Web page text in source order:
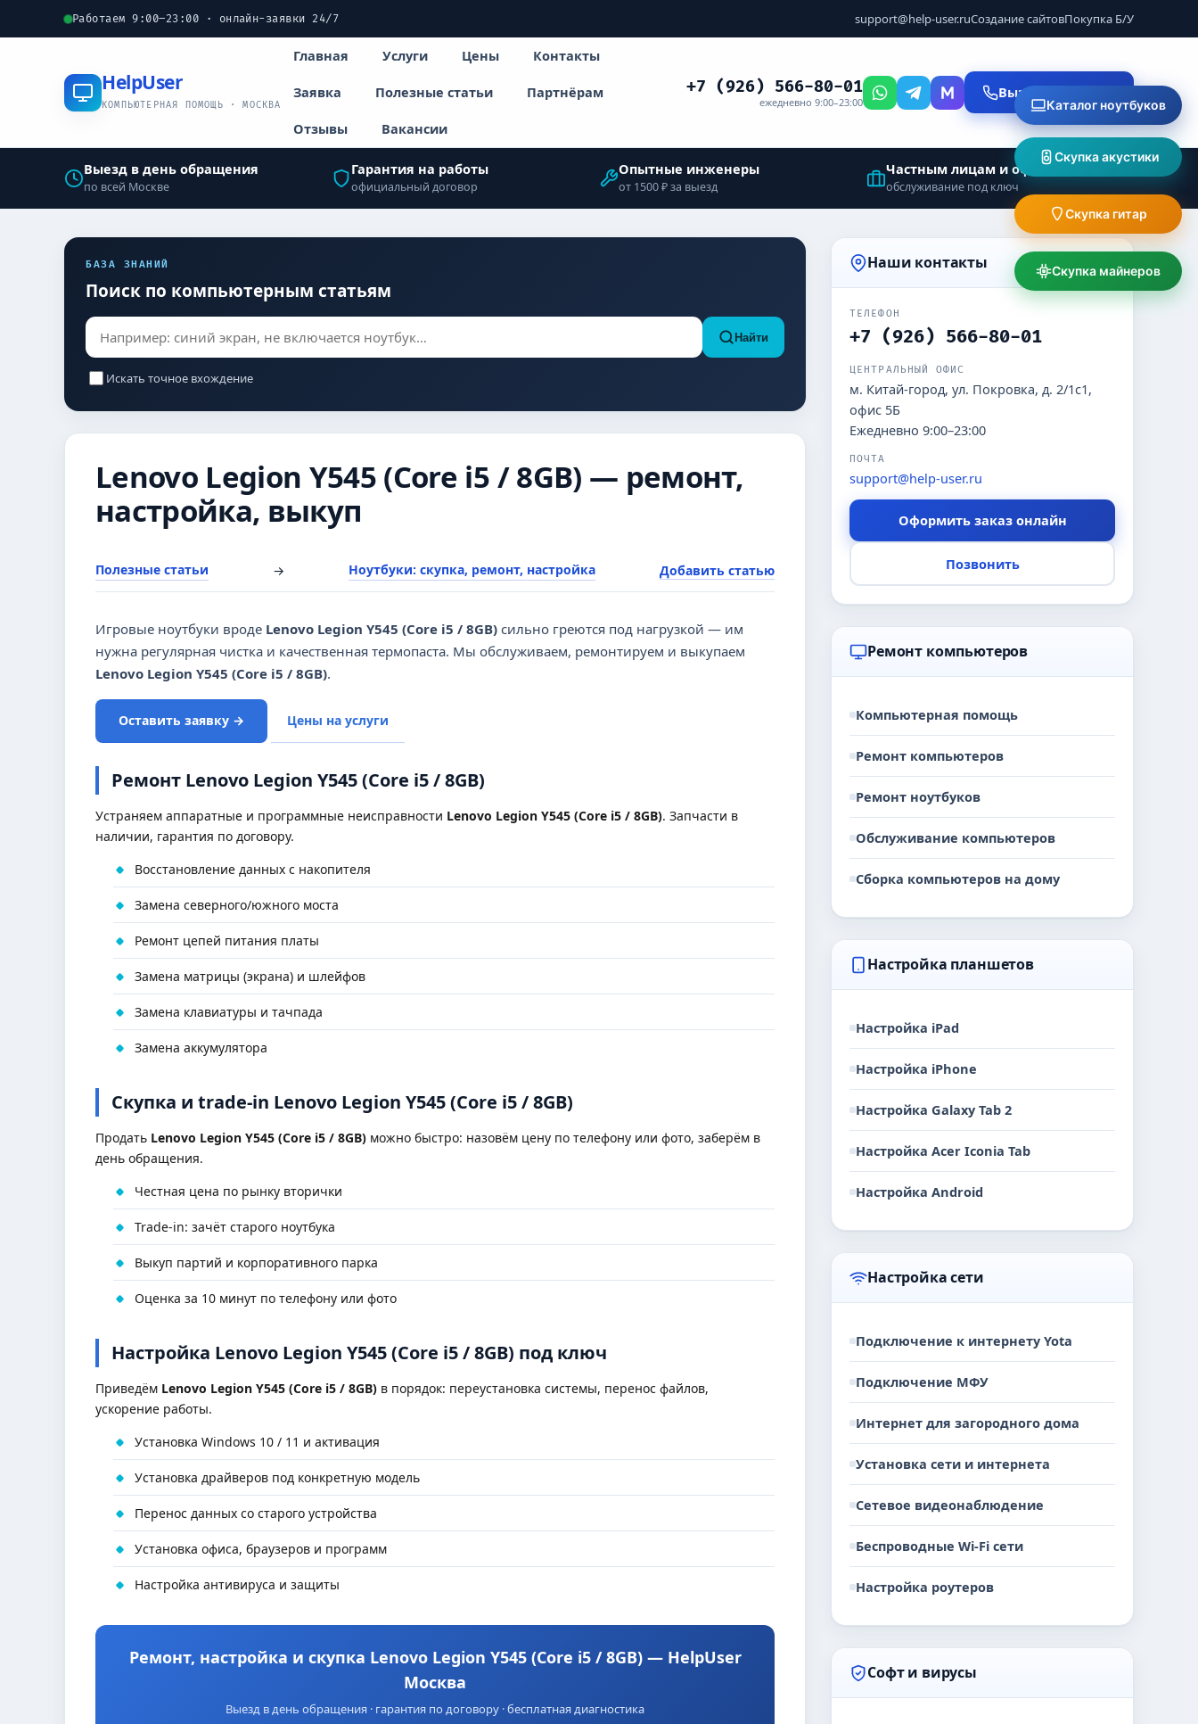
Работаем 9:00–23:00 · онлайн-заявки 24/7 support@help-user.ruСоздание сайтовПокупка Б/У
HelpUser
КОМПЬЮТЕРНАЯ ПОМОЩЬ · МОСКВА
Главная Услуги Цены Контакты
Заявка Полезные статьи Партнёрам
Отзывы Вакансии
+7 (926) 566-80-01
ежедневно 9:00–23:00
Вызвать мастера
Выезд в день обращения
по всей Москве
Гарантия на работы
официальный договор
Опытные инженеры
от 1500 ₽ за выезд
Частным лицам и офисам
обслуживание под ключ
БАЗА ЗНАНИЙ
Поиск по компьютерным статьям
Найти
Искать точное вхождение
Lenovo Legion Y545 (Core i5 / 8GB) — ремонт,
настройка, выкуп
Полезные статьи → Ноутбуки: скупка, ремонт, настройка Добавить статью
Игровые ноутбуки вроде Lenovo Legion Y545 (Core i5 / 8GB) сильно греются под нагрузкой — им
нужна регулярная чистка и качественная термопаста. Мы обслуживаем, ремонтируем и выкупаем
Lenovo Legion Y545 (Core i5 / 8GB).
Оставить заявку → Цены на услуги
Ремонт Lenovo Legion Y545 (Core i5 / 8GB)
Устраняем аппаратные и программные неисправности Lenovo Legion Y545 (Core i5 / 8GB). Запчасти в
наличии, гарантия по договору.
Восстановление данных с накопителя
Замена северного/южного моста
Ремонт цепей питания платы
Замена матрицы (экрана) и шлейфов
Замена клавиатуры и тачпада
Замена аккумулятора
Скупка и trade-in Lenovo Legion Y545 (Core i5 / 8GB)
Продать Lenovo Legion Y545 (Core i5 / 8GB) можно быстро: назовём цену по телефону или фото, заберём в
день обращения.
Честная цена по рынку вторички
Trade-in: зачёт старого ноутбука
Выкуп партий и корпоративного парка
Оценка за 10 минут по телефону или фото
Настройка Lenovo Legion Y545 (Core i5 / 8GB) под ключ
Приведём Lenovo Legion Y545 (Core i5 / 8GB) в порядок: переустановка системы, перенос файлов,
ускорение работы.
Установка Windows 10 / 11 и активация
Установка драйверов под конкретную модель
Перенос данных со старого устройства
Установка офиса, браузеров и программ
Настройка антивируса и защиты
Ремонт, настройка и скупка Lenovo Legion Y545 (Core i5 / 8GB) — HelpUser
Москва
Выезд в день обращения · гарантия по договору · бесплатная диагностика
Наши контакты
ТЕЛЕФОН
+7 (926) 566-80-01
ЦЕНТРАЛЬНЫЙ ОФИС
м. Китай-город, ул. Покровка, д. 2/1с1,
офис 5Б
Ежедневно 9:00–23:00
ПОЧТА
support@help-user.ru
Оформить заказ онлайн
Позвонить
Ремонт компьютеров
Компьютерная помощь
Ремонт компьютеров
Ремонт ноутбуков
Обслуживание компьютеров
Сборка компьютеров на дому
Настройка планшетов
Настройка iPad
Настройка iPhone
Настройка Galaxy Tab 2
Настройка Acer Iconia Tab
Настройка Android
Настройка сети
Подключение к интернету Yota
Подключение МФУ
Интернет для загородного дома
Установка сети и интернета
Сетевое видеонаблюдение
Беспроводные Wi-Fi сети
Настройка роутеров
Софт и вирусы
Каталог ноутбуков
Скупка акустики
Скупка гитар
Скупка майнеров